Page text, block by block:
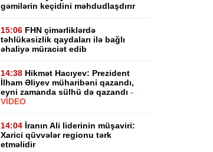
gəmilərin keçidini məhdudlaşdırır
15:06 FHN çimərliklərdə
təhlükəsizlik qaydaları ilə bağlı
əhaliyə müraciət edib
14:38 Hikmət Hacıyev: Prezident
İlham Əliyev müharibəni qazandı,
eyni zamanda sülhü də qazandı-
VİDEO
14:04 İranın Ali liderinin müşaviri:
Xarici qüvvələr regionu tərk
etməlidir